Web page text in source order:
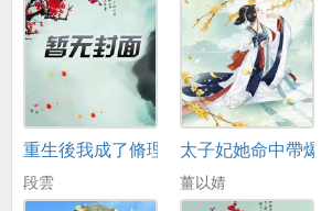
重生後我成了脩理工
段雲
太子妃她命中帶爆
薑以婧